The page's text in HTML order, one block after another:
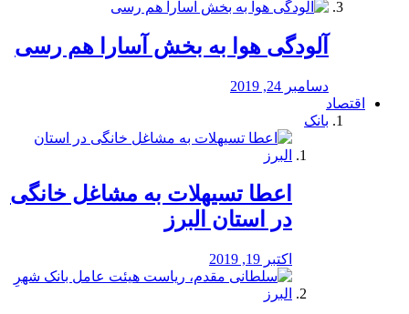
آلودگی هوا به بخش آسارا هم رسی
دسامبر 24, 2019
اقتصاد
بانک
️اعطا تسیهلات به مشاغل خانگی
در استان البرز
اکتبر 19, 2019